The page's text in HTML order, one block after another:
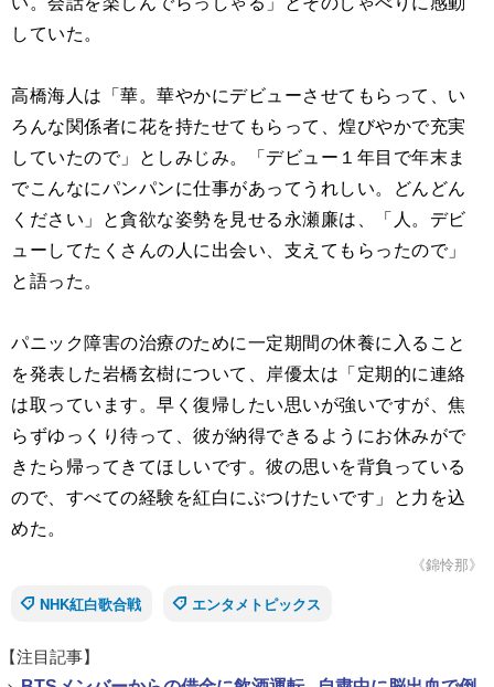
していた。
高橋海人は「華。華やかにデビューさせてもらって、い
ろんな関係者に花を持たせてもらって、煌びやかで充実
していたので」としみじみ。「デビュー１年目で年末ま
でこんなにパンパンに仕事があってうれしい。どんどん
ください」と貪欲な姿勢を見せる永瀬廉は、「人。デビ
ューしてたくさんの人に出会い、支えてもらったので」
と語った。
パニック障害の治療のために一定期間の休養に入ること
を発表した岩橋玄樹について、岸優太は「定期的に連絡
は取っています。早く復帰したい思いが強いですが、焦
らずゆっくり待って、彼が納得できるようにお休みがで
きたら帰ってきてほしいです。彼の思いを背負っている
ので、すべての経験を紅白にぶつけたいです」と力を込
めた。
《錦怜那》
NHK紅白歌合戦
エンタメトピックス
【注目記事】